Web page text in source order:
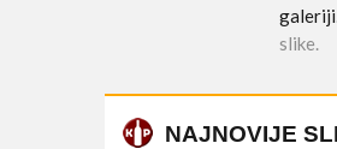
galeriji
slike.
NAJNOVIJE